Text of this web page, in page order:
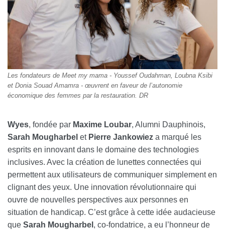
Les fondateurs de Meet my mama - Youssef Oudahman, Loubna Ksibi
et Donia Souad Amamra - œuvrent en faveur de l’autonomie
économique des femmes par la restauration. DR
Wyes, fondée par Maxime Loubar, Alumni Dauphinois,
Sarah Mougharbel et Pierre Jankowiez a marqué les
esprits en innovant dans le domaine des technologies
inclusives. Avec la création de lunettes connectées qui
permettent aux utilisateurs de communiquer simplement en
clignant des yeux. Une innovation révolutionnaire qui
ouvre de nouvelles perspectives aux personnes en
situation de handicap. C’est grâce à cette idée audacieuse
que Sarah Mougharbel , co-fondatrice, a eu l’honneur de